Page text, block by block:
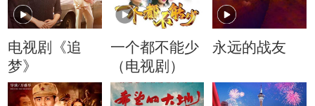
电视剧《追
梦》
一个都不能少
（电视剧）
永远的战友